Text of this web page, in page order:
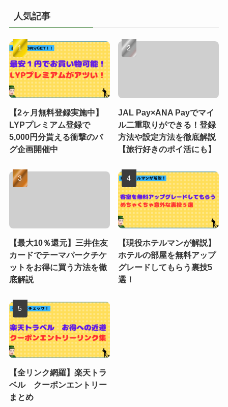
人気記事
【2ヶ月無料登録実施中】
LYPプレミアム登録で
5,000円分貰える衝撃のバ
グ企画開催中
JAL Pay×ANA Payでマイ
ル二重取りができる！登録
方法や設定方法を徹底解説
【旅行好きのポイ活にも】
【最大10％還元】三井住友
カードでテーマパークチケ
ットをお得に買う方法を徹
底解説
【現役ホテルマンが解説】
ホテルの部屋を無料アップ
グレードしてもらう裏技5
選！
【全リンク網羅】楽天トラ
ベル クーポンエントリー
まとめ